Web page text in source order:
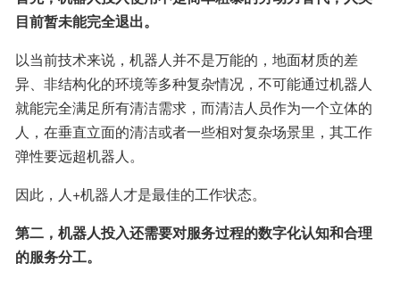
目前暂未能完全退出。
以当前技术来说，机器人并不是万能的，地面材质的差
异、非结构化的环境等多种复杂情况，不可能通过机器人
就能完全满足所有清洁需求，而清洁人员作为一个立体的
人，在垂直立面的清洁或者一些相对复杂场景里，其工作
弹性要远超机器人。
因此，人+机器人才是最佳的工作状态。
第二，机器人投入还需要对服务过程的数字化认知和合理
的服务分工。